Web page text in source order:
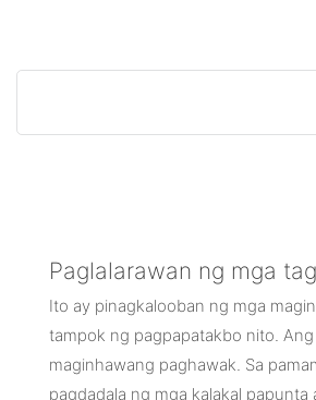
Paglalarawan ng mga
Ito ay pinagkalooban ng mga
tampok ng pagpapatakbo nito.
maginhawang paghawak. Sa
pagdadala ng mga kalakal